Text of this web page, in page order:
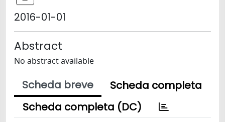
2016-01-01
Abstract
No abstract available
Scheda breve
Scheda completa
Scheda completa (DC)